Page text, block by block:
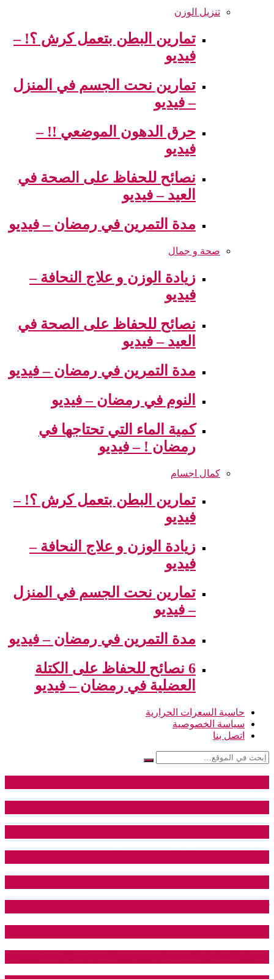
تنزيل الوزن
تمارين البطن بتعمل كرش ؟! –
فيديو
تمارين نحت الجسم في المنزل
– فيديو
حرق الدهون الموضعي !! –
فيديو
نصائح للحفاظ على الصحة في
العيد – فيديو
مدة التمرين في رمضان – فيديو
صحة و جمال
زيادة الوزن و علاج النحافة –
فيديو
نصائح للحفاظ على الصحة في
العيد – فيديو
مدة التمرين في رمضان – فيديو
النوم في رمضان – فيديو
كمية الماء التي تحتاجها في
رمضان ! – فيديو
كمال اجسام
تمارين البطن بتعمل كرش ؟! –
فيديو
زيادة الوزن و علاج النحافة –
فيديو
تمارين نحت الجسم في المنزل
– فيديو
مدة التمرين في رمضان – فيديو
6 نصائح للحفاظ على الكتلة
العضلية في رمضان – فيديو
حاسبة السعرات الحرارية
سياسة الخصوصية
اتصل بنا